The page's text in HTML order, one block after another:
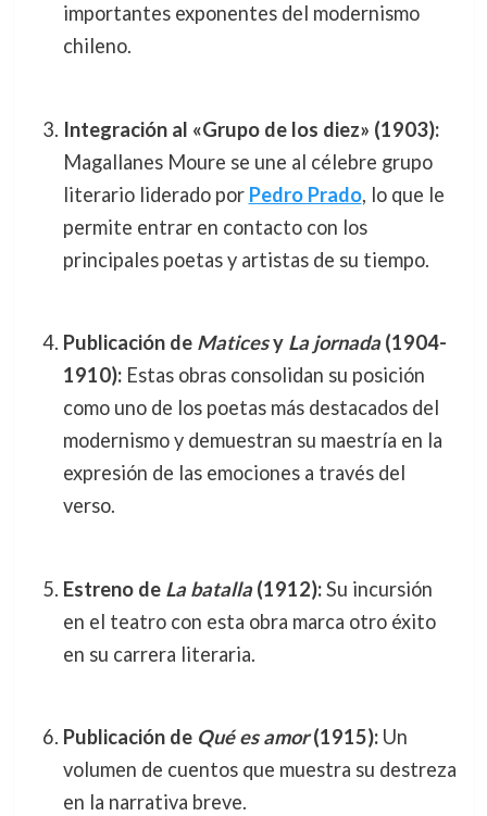
importantes exponentes del modernismo
chileno.
Integración al «Grupo de los diez» (1903):
Magallanes Moure se une al célebre grupo
literario liderado por Pedro Prado, lo que le
permite entrar en contacto con los
principales poetas y artistas de su tiempo.
Publicación de Maticesy La jornada(1904-
1910):Estas obras consolidan su posición
como uno de los poetas más destacados del
modernismo y demuestran su maestría en la
expresión de las emociones a través del
verso.
Estreno de La batalla(1912):Su incursión
en el teatro con esta obra marca otro éxito
en su carrera literaria.
Publicación de Qué es amor(1915):Un
volumen de cuentos que muestra su destreza
en la narrativa breve.